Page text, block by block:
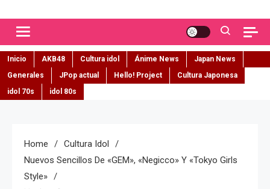
Inicio AKB48 Cultura idol Ánime News
Japan News
Generales
JPop actual Hello! Project
Cultura Japonesa
idol 70s
idol 80s
Home
Cultura Idol
Nuevos Sencillos De «GEM», «Negicco» Y «Tokyo Girls
Style»